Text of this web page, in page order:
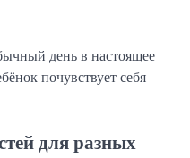
день в настоящее
почувствует себя
для разных